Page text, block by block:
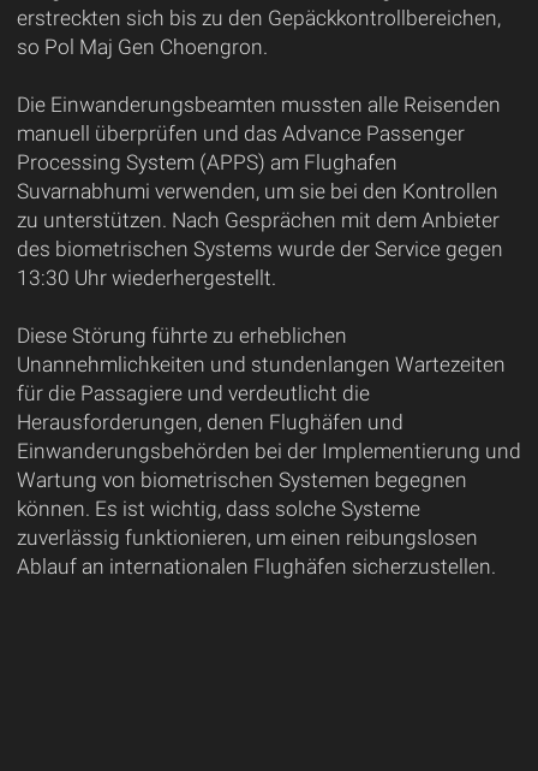
erstreckten sich bis zu den Gepäckkontrollbereichen,
so Pol Maj Gen Choengron.
Die Einwanderungsbeamten mussten alle Reisenden
manuell überprüfen und das Advance Passenger
Processing System (APPS) am Flughafen
Suvarnabhumi verwenden, um sie bei den Kontrollen
zu unterstützen. Nach Gesprächen mit dem Anbieter
des biometrischen Systems wurde der Service gegen
13:30 Uhr wiederhergestellt.
Diese Störung führte zu erheblichen
Unannehmlichkeiten und stundenlangen Wartezeiten
für die Passagiere und verdeutlicht die
Herausforderungen, denen Flughäfen und
Einwanderungsbehörden bei der Implementierung und
Wartung von biometrischen Systemen begegnen
können. Es ist wichtig, dass solche Systeme
zuverlässig funktionieren, um einen reibungslosen
Ablauf an internationalen Flughäfen sicherzustellen.